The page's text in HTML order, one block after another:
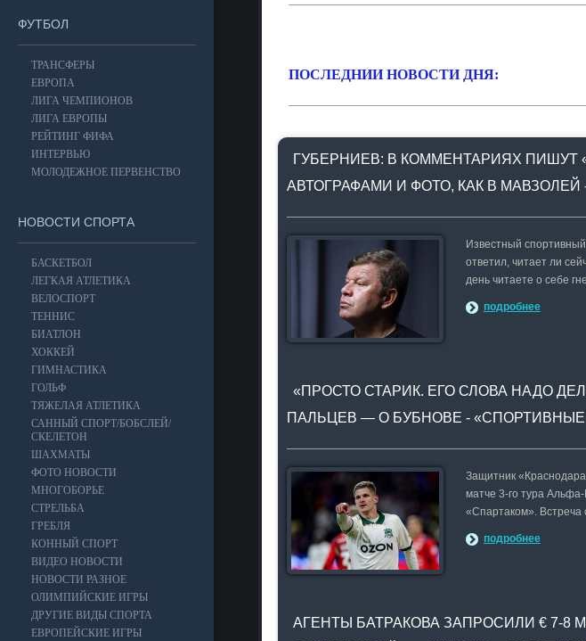
ПОСЛЕДНИИ НОВОСТИ ДНЯ:
ГУБЕРНИЕВ: В КОММЕНТАРИЯХ ПИШУТ
АВТОГРАФАМИ И ФОТО, КАК В
Известный
ответил, читает ли
день читаете о себе
подробнее
«ПРОСТО СТАРИК. ЕГО СЛОВА НАДО
ПАЛЬЦЕВ — О БУБНОВЕ -
Защитник
матче 3-го тура
«Спартаком». Встреча
подробнее
АГЕНТЫ БАТРАКОВА ЗАПРОСИЛИ € 7-8
ФУТБОЛ
ТРАНСФЕРЫ
ЕВРОПА
ЛИГА ЧЕМПИОНОВ
ЛИГА ЕВРОПЫ
РЕЙТИНГ ФИФА
ИНТЕРВЬЮ
МОЛОДЕЖНОЕ ПЕРВЕНСТВО
НОВОСТИ СПОРТА
БАСКЕТБОЛ
ЛЕГКАЯ АТЛЕТИКА
ВЕЛОСПОРТ
ТЕННИС
БИАТЛОН
ХОККЕЙ
ГИМНАСТИКА
ГОЛЬФ
ТЯЖЕЛАЯ АТЛЕТИКА
САННЫЙ СПОРТ/БОБСЛЕЙ/
СКЕЛЕТОН
ШАХМАТЫ
ФОТО НОВОСТИ
МНОГОБОРЬЕ
СТРЕЛЬБА
ГРЕБЛЯ
КОННЫЙ СПОРТ
ВИДЕО НОВОСТИ
НОВОСТИ РАЗНОЕ
ОЛИМПИЙСКИЕ ИГРЫ
ДРУГИЕ ВИДЫ СПОРТА
ЕВРОПЕЙСКИЕ ИГРЫ